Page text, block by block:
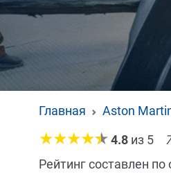
Главная Aston
4.8 из 5 7
Рейтинг составлен